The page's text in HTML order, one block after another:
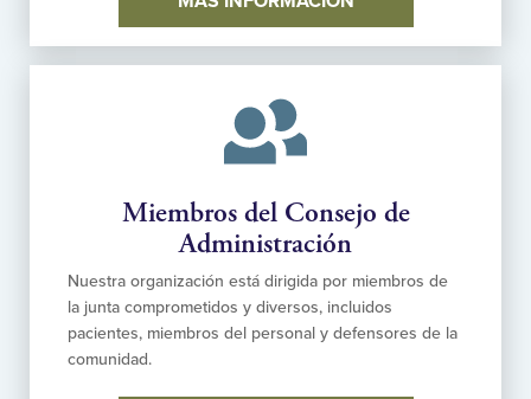
Miembros del Consejo de
Administración
Nuestra organización está dirigida por miembros de
la junta comprometidos y diversos, incluidos
pacientes, miembros del personal y defensores de la
comunidad.